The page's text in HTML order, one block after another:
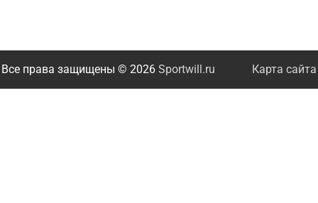
Все права защищены © 2026 Sportwill.ru Карта сайта